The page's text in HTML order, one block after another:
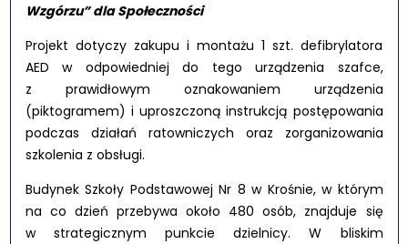
Wzgórzu” dla Społeczności
Projekt dotyczy zakupu i montażu 1 szt. defibrylatora
AED w odpowiedniej do tego urządzenia szafce,
z prawidłowym oznakowaniem urządzenia
(piktogramem) i uproszczoną instrukcją postępowania
podczas działań ratowniczych oraz zorganizowania
szkolenia z obsługi.
Budynek Szkoły Podstawowej Nr 8 w Krośnie, w którym
na co dzień przebywa około 480 osób, znajduje się
w strategicznym punkcie dzielnicy. W bliskim